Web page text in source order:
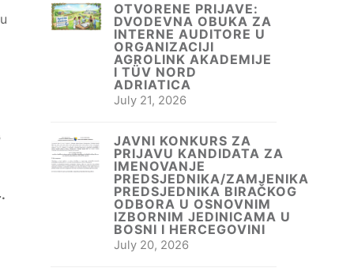
OTVORENE PRIJAVE:
DVODEVNA OBUKA ZA
INTERNE AUDITORE U
ORGANIZACIJI
AGROLINK AKADEMIJE
I TÜV NORD
ADRIATICA
July 21, 2026
JAVNI KONKURS ZA
PRIJAVU KANDIDATA ZA
IMENOVANJE
PREDSJEDNIKA/ZAMJENIKA
PREDSJEDNIKA BIRAČKOG
ODBORA U OSNOVNIM
IZBORNIM JEDINICAMA U
BOSNI I HERCEGOVINI
July 20, 2026